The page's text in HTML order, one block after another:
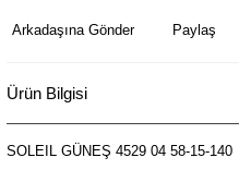
Arkadaşına Gönder Paylaş
Ürün Bilgisi
SOLEIL GÜNEŞ 4529 04 58-15-140